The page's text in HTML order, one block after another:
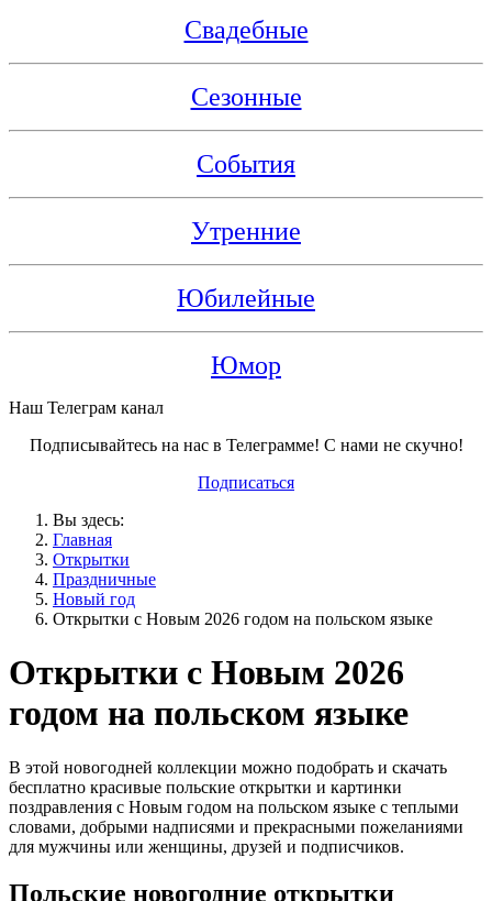
Свадебные
Сезонные
События
Утренние
Юбилейные
Юмор
Наш Телеграм канал
Подписывайтесь на нас в Телеграмме! С нами не скучно!
Подписаться
Вы здесь:
Главная
Открытки
Праздничные
Новый год
Открытки с Новым 2026 годом на польском языке
Открытки с Новым 2026
годом на польском языке
В этой новогодней коллекции можно подобрать и скачать
бесплатно красивые польские открытки и картинки
поздравления с Новым годом на польском языке с теплыми
словами, добрыми надписями и прекрасными пожеланиями
для мужчины или женщины, друзей и подписчиков.
Польские новогодние открытки